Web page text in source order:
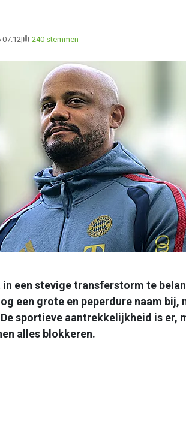
07:12 240 stemmen
een stevige transferstorm te
een grote en peperdure naam
sportieve aantrekkelijkheid is er,
alles blokkeren.